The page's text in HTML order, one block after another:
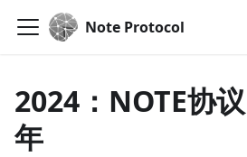
Note Protocol
2024：NOTE协
年